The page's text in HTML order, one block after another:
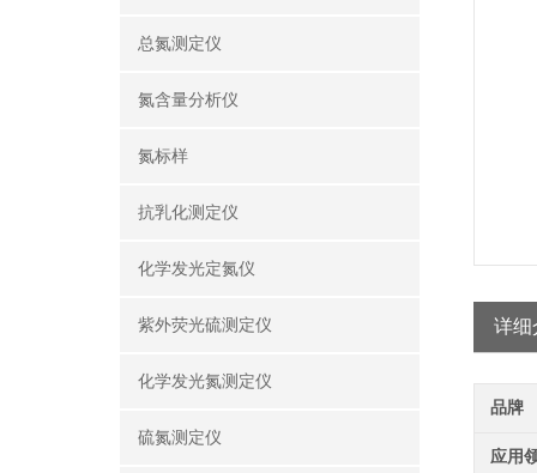
总氮测定仪
氮含量分析仪
氮标样
抗乳化测定仪
化学发光定氮仪
紫外荧光硫测定仪
化学发光氮测定仪
硫氮测定仪
详细
品牌
应用